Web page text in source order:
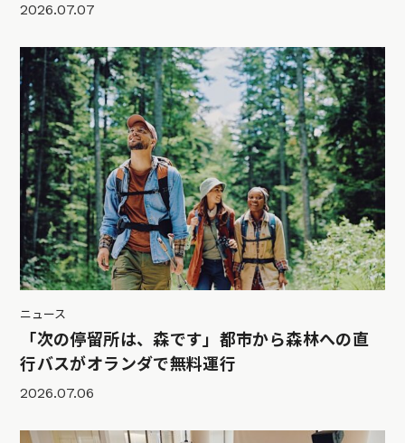
2026.07.07
ニュース
「次の停留所は、森です」都市から森林への直
行バスがオランダで無料運行
2026.07.06